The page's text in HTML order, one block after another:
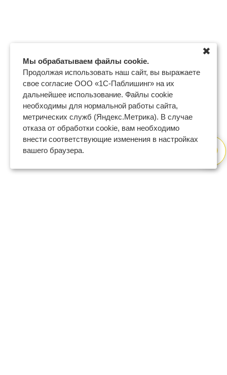
Мы обрабатываем файлы cookie.
Продолжая использовать наш сайт, вы выражаете
свое согласие ООО «1С-Паблишинг» на их
дальнейшее использование. Файлы cookie
необходимы для нормальной работы сайта,
метрических служб (Яндекс.Метрика). В случае
отказа от обработки cookie, вам необходимо
внести соответствующие изменения в настройках
вашего браузера.
✖